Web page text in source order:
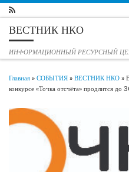
Перейти к содержимому
ВЕСТНИК НКО
ИНФОРМАЦИОННЫЙ РЕСУРСНЫЙ
Главная»СОБЫТИЯ»ВЕСТНИК НКО»
конкурсе «Точка отсчёта» продлится до